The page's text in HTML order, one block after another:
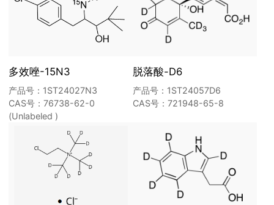
多效唑-15N3
产品号：1ST24027N3
CAS号：76738-62-0
(Unlabeled )
脱落酸-D6
产品号：1ST24057D6
CAS号：721948-65-8